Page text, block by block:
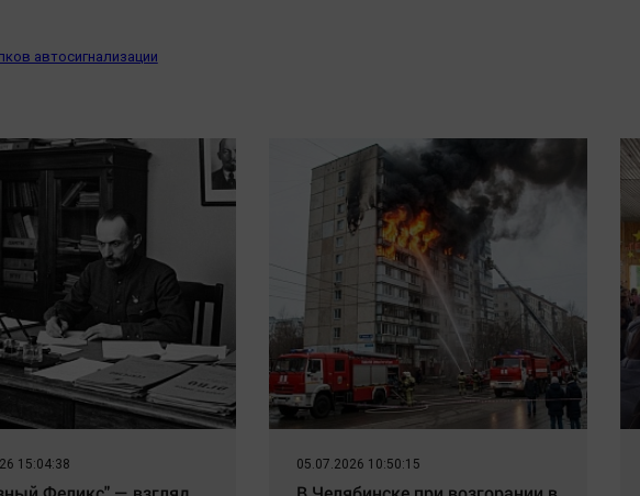
автосигнализации
15:04:38 05.07.2026 10:50:15